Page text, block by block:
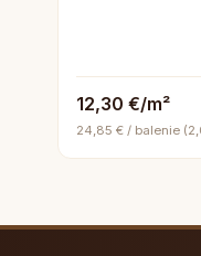
12,30 €/m²
24,85 € / balenie